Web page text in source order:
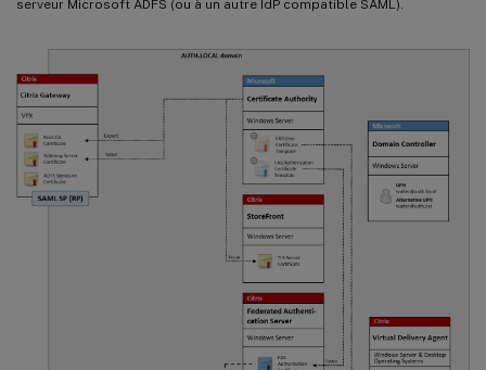
serveur Microsoft ADFS (ou à un autre IdP compatible SAML).